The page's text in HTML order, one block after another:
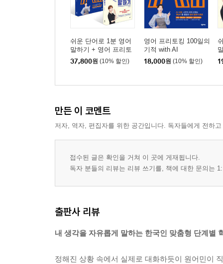
쉬운 단어로 1분 영어
말하기 + 영어 프리토
킹 100일의 기적 with A
I 세트
37,800원 (10% 할인)
영어 프리토킹 100일의
기적 with AI
18,000원 (10% 할인)
만든 이 코멘트
저자, 역자, 편집자를 위한 공간입니다. 독자들에게 전하
접수된 글은 확인을 거쳐 이 곳에 게재됩니다.
독자 분들의 리뷰는 리뷰 쓰기를, 책에 대한 문의는
출판사 리뷰
내 생각을 자유롭게 말하는 한국인 맞춤형 단계별
정해진 상황 속에서 실제로 대화하듯이 원어민이